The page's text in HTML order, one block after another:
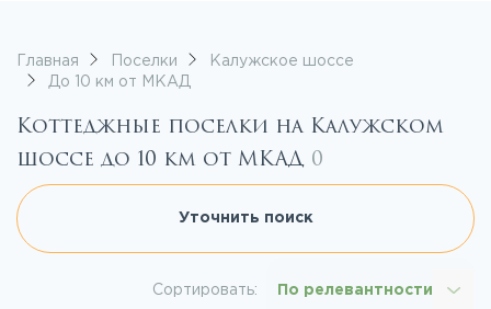
Главная Поселки
Калужское шоссе
До 10 км от МКАД
Коттеджные поселки на Калужском
шоссе до 10 км от МКАД 0
Уточнить поиск
Сортировать: По релевантности